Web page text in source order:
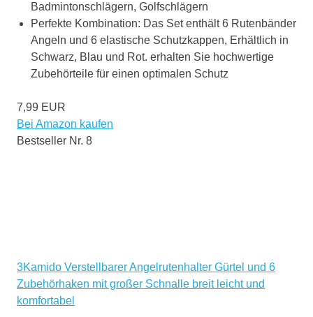
Badmintonschlägern, Golfschlägern
Perfekte Kombination: Das Set enthält 6 Rutenbänder
Angeln und 6 elastische Schutzkappen, Erhältlich in
Schwarz, Blau und Rot. erhalten Sie hochwertige
Zubehörteile für einen optimalen Schutz
7,99 EUR
Bei Amazon kaufen
Bestseller Nr. 8
3Kamido Verstellbarer Angelrutenhalter Gürtel und 6
Zubehörhaken mit großer Schnalle breit leicht und
komfortabel